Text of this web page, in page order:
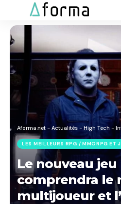
Aforma.net - Actualités - High Tech -
LES MEILLEURS RPG / MMORPG ET
Le nouveau
comprendra le
multijoueur et